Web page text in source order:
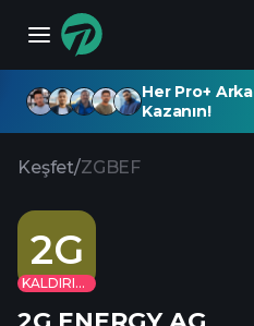
Her Pro+
Kazanın!
Keşfet/ZGBEF
2G
KALDIRILDI